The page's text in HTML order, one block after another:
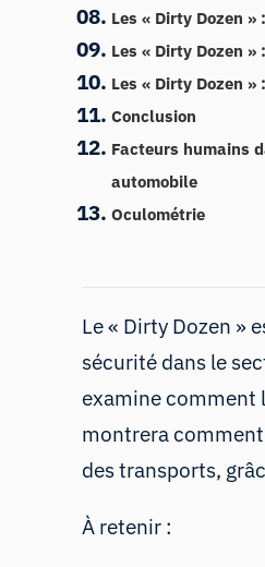
Les « Dirty Dozen
Les « Dirty Dozen
Les « Dirty Dozen
Conclusion
Facteurs humains
automobile
Oculométrie
Le « Dirty Dozen »
sécurité dans le
examine comment
montrera
des transports,
À retenir :